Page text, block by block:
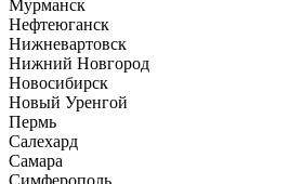
Мурманск
Нефтеюганск
Нижневартовск
Нижний Новгород
Новосибирск
Новый Уренгой
Пермь
Салехард
Самара